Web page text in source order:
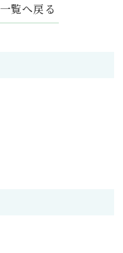
一覧へ戻る